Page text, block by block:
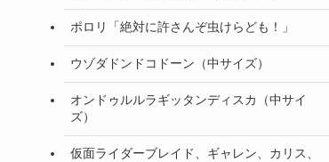
ポロリ「絶対に許さんぞ虫けらども！」
ウゾダドンドコドーン（中サイズ）
オンドゥルルラギッタンディスカ（中サイ
ズ）
仮面ライダーブレイド、ギャレン、カリス、